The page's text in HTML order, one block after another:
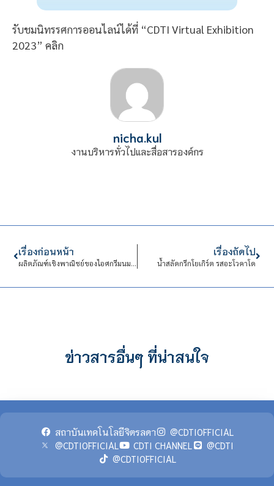
รับชมนิทรรศการออนไลน์ได้ที่ “CDTI Virtual Exhibition
2023” คลิก
nicha.kul
งานบริหารทั่วไปและสื่อสารองค์กร
เรื่องก่อนหน้า
ผลิตภัณฑ์เชิงพาณิชย์ของไอศกรีมนมแบบซอฟท์เสิร์ฟ
เรื่องถัดไป
น้ำสลัดกรีกโยเกิร์ต รสอะโวคาโด
ข่าวสารอื่นๆ ที่น่าสนใจ
สถาบันเทคโนโลยีจิตรลดา
@CDTIOFFICIAL
@CDTIOFFICIAL
CDTI CHANNEL
@CDTI
@CDTIOFFICIAL